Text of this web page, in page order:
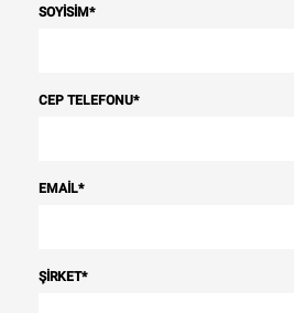
SOYISIM*
CEP TELEFONU*
EMAIL*
ŞIRKET*